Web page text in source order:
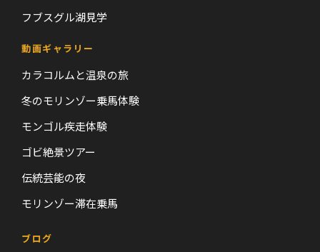
フブスグル湖見学
動画ギャラリー
カラコルムと温泉の旅
冬のモリンゾー乗馬体験
モンゴル疾走体験
ゴビ絶景ツアー
伝統芸能の夜
モリンゾー滞在乗馬
ブログ